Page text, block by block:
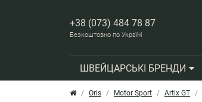
+38 (073) 484 78 87
Безкоштовно по Україні
ШВЕЙЦАРСЬКІ БРЕНДИ
Oris Motor Sport Artix GT